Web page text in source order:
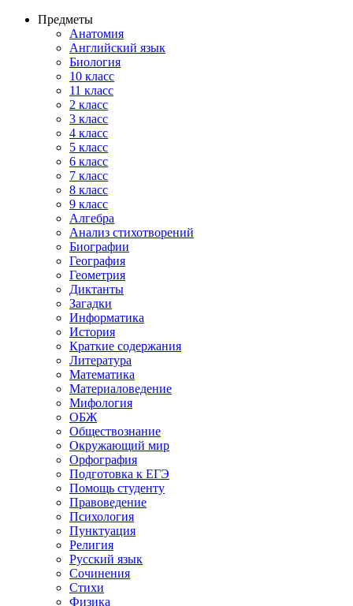
Предметы
Анатомия
Английский язык
Биология
10 класс
11 класс
2 класс
3 класс
4 класс
5 класс
6 класс
7 класс
8 класс
9 класс
Алгебра
Анализ стихотворений
Биографии
География
Геометрия
Диктанты
Загадки
Информатика
История
Краткие содержания
Литература
Математика
Материаловедение
Мифология
ОБЖ
Обществознание
Окружающий мир
Орфография
Подготовка к ЕГЭ
Помощь студенту
Правоведение
Психология
Пунктуация
Религия
Русский язык
Сочинения
Стихи
Физика